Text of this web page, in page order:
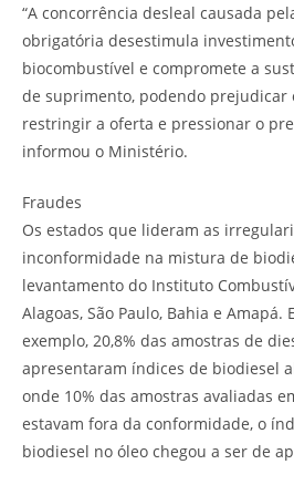
“A concorrência desleal causada
obrigatória desestimula
biocombustível e compromete a
de suprimento, podendo prejudicar
restringir a oferta e pressionar o
informou o Ministério.
Fraudes
Os estados que lideram as
inconformidade na mistura de
levantamento do Instituto
Alagoas, São Paulo, Bahia e Amapá.
exemplo, 20,8% das amostras de
apresentaram índices de biodiesel
onde 10% das amostras avaliadas
estavam fora da conformidade, o
biodiesel no óleo chegou a ser de